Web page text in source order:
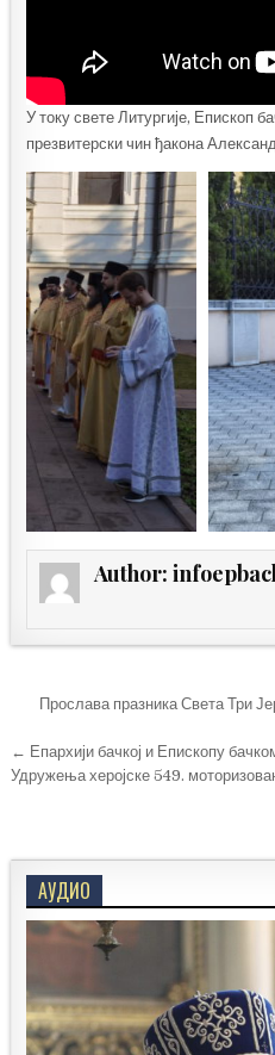
У току свете Литургије, Епископ
презвитерски чин ђакона
Author:
Кретање
чланка
Прослава празника Света Три
← Епархији бачкој и Епископу
Удружења херојске 549.
АУДИО